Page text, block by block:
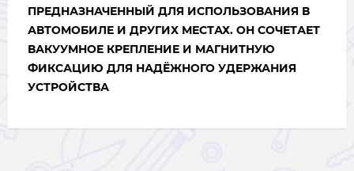
ПРЕДНАЗНАЧЕННЫЙ ДЛЯ ИСПОЛЬЗОВАНИЯ В
АВТОМОБИЛЕ И ДРУГИХ МЕСТАХ. ОН СОЧЕТАЕТ
ВАКУУМНОЕ КРЕПЛЕНИЕ И МАГНИТНУЮ
ФИКСАЦИЮ ДЛЯ НАДЁЖНОГО УДЕРЖАНИЯ
УСТРОЙСТВА